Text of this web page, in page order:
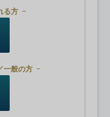
る方
一般の方